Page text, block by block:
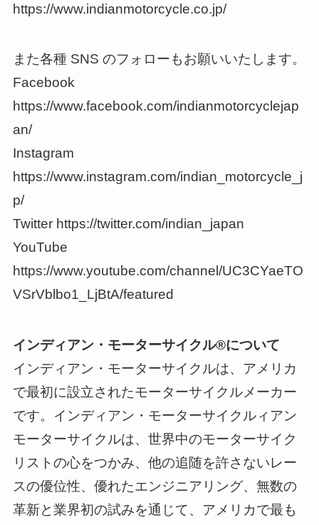
https://www.indianmotorcycle.co.jp/
また各種 SNS のフォローもお願いいたします。
Facebook
https://www.facebook.com/indianmotorcyclejap
an/
Instagram
https://www.instagram.com/indian_motorcycle_j
p/
Twitter https://twitter.com/indian_japan
YouTube
https://www.youtube.com/channel/UC3CYaeTO
VSrVblbo1_LjBtA/featured
インディアン・モーターサイクル®について
インディアン・モーターサイクルは、アメリカ
で最初に設立されたモーターサイクルメーカー
です。インディアン・モーターサイクルィアン
モーターサイクルは、世界中のモーターサイク
リストの心をつかみ、他の追随を許さないレー
スの優位性、優れたエンジニアリング、無数の
革新と業界初の試みを通じて、アメリカで最も